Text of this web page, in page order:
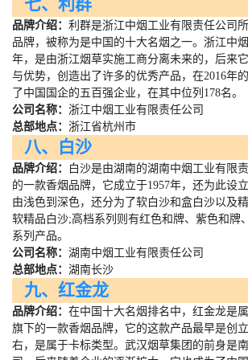
七、利群
品牌介绍： 利群是浙江中烟工业有限责任公司
品牌，被称为是中国的十大名烟之一。浙江中
年，是由浙江烟草实施工商分离未来的，后来
与优势，创造出了许多的优秀产品，在2016年的
了中国国企的五百强企业，在其中位列 178名。
公司名称： 浙江中烟工业有限责任公司
总部地点： 浙江省杭州市
八、白沙
品牌介绍：
白沙是由湖南的湖南中烟工业有限
的一款香烟品牌，它成立于1957年，还为此设
由浅色到深色，还分为了软白沙和盒白沙以及
软精品白沙;高档系列则有红色和牌、紫色和牌
系列产品。
公司名称： 湖南中烟工业有限责任公司
总部地点： 湖南长沙
九、红金龙
品牌介绍： 在中国十大名烟排名中，红金龙是
旗下的一款香烟品牌，它的这款产品最早是创
右，是属于卡标类型。武汉烟草集团的前身是